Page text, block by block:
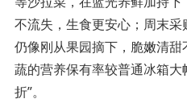
不流失，生食更安心；周末
仍像刚从果园摘下，脆嫩清
蔬的营养保有率较普通冰箱
折”。